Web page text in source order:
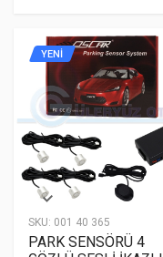
SKU: 001 40 365
YENİ
PARK SENSÖRÜ 4